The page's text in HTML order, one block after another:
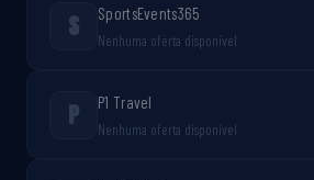
S SportsEvents365
Nenhuma oferta disponível
P P1 Travel
Nenhuma oferta disponível